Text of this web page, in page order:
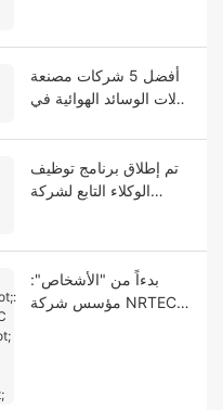
أفضل 5 شركات مصنعة
لآلات الوسائد الهوائية في
تم إطلاق برنامج توظيف
الوكلاء التابع لشركة
بدءاً من "الأشخاص":
مؤسس شركة NRTEC